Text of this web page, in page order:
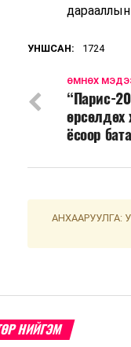
дарааллын
УНШСАН: 1724
ӨМНӨХ
“Парис-
ёсоор
АНХААРУУЛГА:
НИЙГЭМ